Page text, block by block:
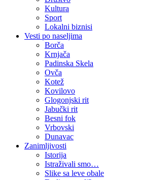
Kultura
Sport
Lokalni biznisi
Vesti po naseljima
Borča
Krnjača
Padinska Skela
Ovča
Kotež
Kovilovo
Glogonjski rit
Jabučki rit
Besni fok
Vrbovski
Dunavac
Zanimljivosti
Istorija
Istraživali smo…
Slike sa leve obale